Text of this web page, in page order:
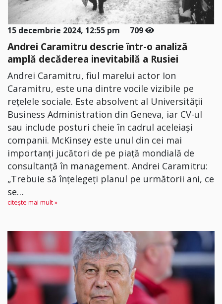
15 decembrie 2024, 12:55 pm 709
Andrei Caramitru descrie într-o analiză
amplă decăderea inevitabilă a Rusiei
Andrei Caramitru, fiul marelui actor Ion
Caramitru, este una dintre vocile vizibile pe
rețelele sociale. Este absolvent al Universității
Business Administration din Geneva, iar CV-ul
sau include posturi cheie în cadrul aceleiași
companii. McKinsey este unul din cei mai
importanți jucători de pe piață mondială de
consultanță în management. Andrei Caramitru:
„Trebuie să înțelegeți planul pe următorii ani, ce
se…
citește mai mult »